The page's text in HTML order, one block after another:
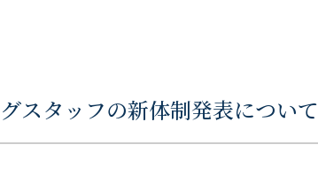
スタッフの新体制発表について